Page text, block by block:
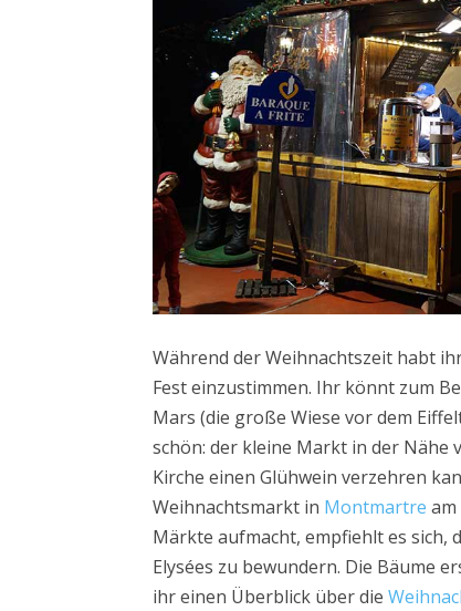
Während der Weihnachtszeit habt
Fest einzustimmen. Ihr könnt zum
Mars (die große Wiese vor dem
schön: der kleine Markt in der Nähe
Kirche einen Glühwein verzehren
Weihnachtsmarkt in Montmartre am
Märkte aufmacht, empfiehlt es sich,
Elysées zu bewundern. Die Bäume
ihr einen Überblick über die